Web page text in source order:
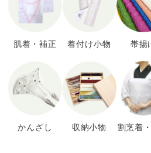
肌着・補正 着付け小物 帯揚
かんざし 収納小物 割烹着